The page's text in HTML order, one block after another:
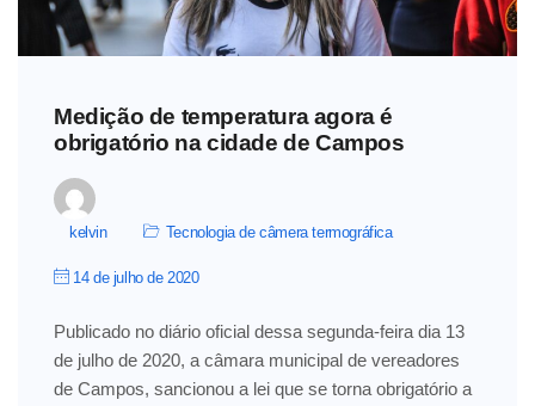
Medição de temperatura agora é
obrigatório na cidade de Campos
kelvin Tecnologia de câmera termográfica
14 de julho de 2020
Publicado no diário oficial dessa segunda-feira dia 13
de julho de 2020, a câmara municipal de vereadores
de Campos, sancionou a lei que se torna obrigatório a